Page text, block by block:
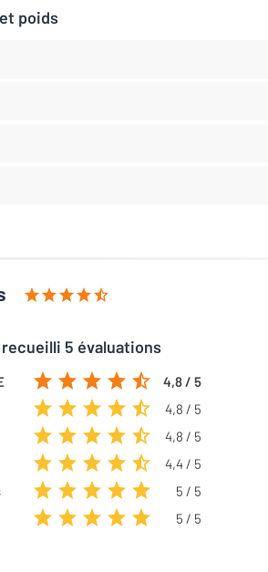
poids
5 évaluations
4,8 / 5
4,8 / 5
4,8 / 5
4,4 / 5
5 / 5
5 / 5